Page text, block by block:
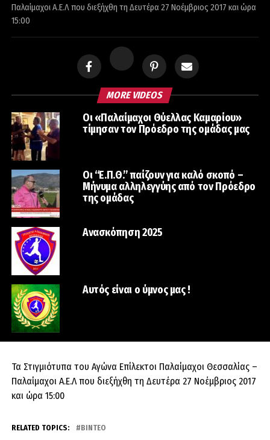
Παλαίμαχοι Α.Ε.Λ που διεξήχθη τη Δευτέρα 27 Νοέμβριος 2017 και ώρα
15:00
MORE VIDEOS
Οι «Παλαίμαχοι Θύελλας Καμαρίου»
τίμησαν τον Πρόεδρο της ομάδας μας
Οι “Ε.Π.Θ.” παίζουν για καλό σκοπό –
Μήνυμα αλληλεγγύης από τον Πρόεδρο
της ομάδας
Ανασκόπηση 2025
Αυτός είναι ο ύμνος μας !
Τα Στιγμιότυπα του Αγώνα Επίλεκτοι Παλαίμαχοι Θεσσαλίας –
Παλαίμαχοι Α.Ε.Λ που διεξήχθη τη Δευτέρα 27 Νοέμβριος 2017
και ώρα 15:00
RELATED TOPICS: ΒΊΝΤΕΟ